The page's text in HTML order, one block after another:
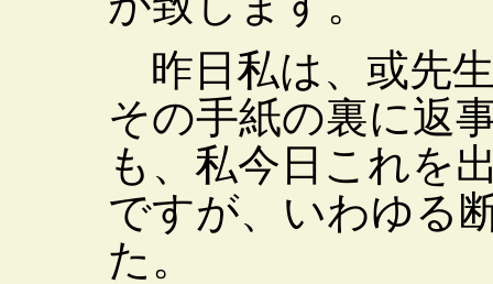
昨日私は、或先
その手紙の裏に返
も、私今日これを
ですが、いわゆる
た。